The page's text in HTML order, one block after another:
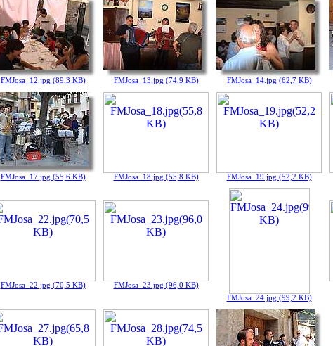
FMJosa_12.jpg (89,3 KB) FMJosa_13.jpg (74,9 KB) FMJosa_14.jpg (62,7 KB)
FMJosa_17.jpg (55,6 KB) FMJosa_18.jpg (55,8 KB) FMJosa_19.jpg (52,2 KB)
FMJosa_22.jpg (70,5 KB)
FMJosa_23.jpg (96,0 KB)
FMJosa_24.jpg (99,2 KB)